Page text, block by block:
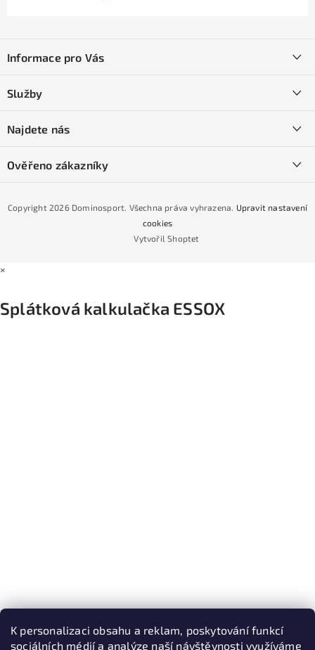
K personalizaci obsahu a reklam, poskytování funkcí
sociálních médií a analýze naší návštěvnosti využíváme
pInformace pro Vás
Obchodní podmínky
Podmínky GDPR
Podmínky nákupu na splátky ESSOX
Služby
Naše prodejna
Najdete nás
Ověřeno zákazníky
Vytvořil Shoptet
Copyright 2026 Dominosport. Všechna práva vyhrazena. Upravit nastavení
cookies
×
Splátková kalkulačka ESSOX